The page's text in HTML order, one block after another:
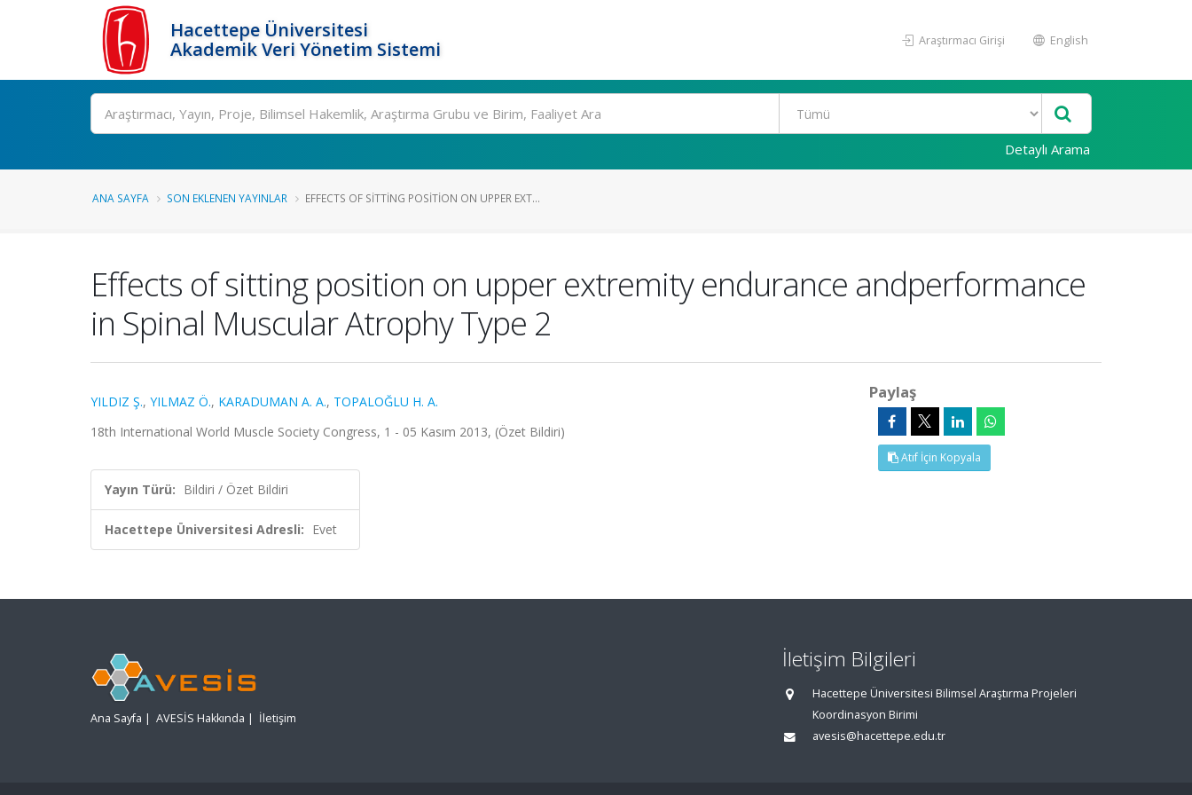
Hacettepe Üniversitesi
Akademik Veri Yönetim Sistemi
Araştırmacı Girişi English
Ara
Detaylı Arama
ANA SAYFA SON EKLENEN YAYINLAR EFFECTS OF SITTING POSITION ON UPPER EXT...
Effects of sitting position on upper extremity endurance andperformance
in Spinal Muscular Atrophy Type 2
YILDIZ Ş., YILMAZ Ö., KARADUMAN A. A., TOPALOĞLU H. A.
18th International World Muscle Society Congress, 1 - 05 Kasım 2013, (Özet Bildiri)
Yayın Türü: Bildiri / Özet Bildiri
Hacettepe Üniversitesi Adresli: Evet
Paylaş
Atıf İçin Kopyala
Ana Sayfa | AVESİS Hakkında | İletişim
İletişim Bilgileri
Hacettepe Üniversitesi Bilimsel Araştırma Projeleri
Koordinasyon Birimi
avesis@hacettepe.edu.tr